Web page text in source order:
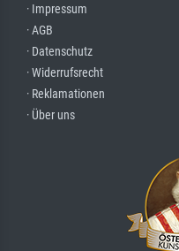
· Impressum
· AGB
· Datenschutz
· Widerrufsrecht
· Reklamationen
· Über uns